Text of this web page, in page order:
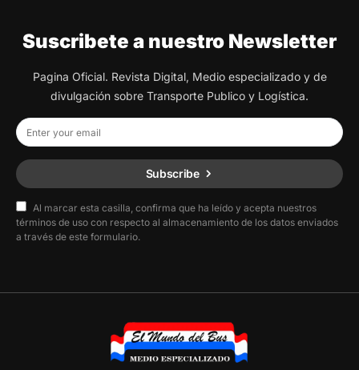
Suscribete a nuestro Newsletter
Pagina Oficial. Revista Digital, Medio especializado y de
divulgación sobre Transporte Publico y Logística.
Subscribe
Al marcar esta casilla, confirma que ha leído y acepta nuestros
términos de uso con respecto al almacenamiento de los datos enviados
a través de este formulario.